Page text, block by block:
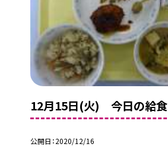
12月15日(火) 今日の給食
公開日 2020/12/16